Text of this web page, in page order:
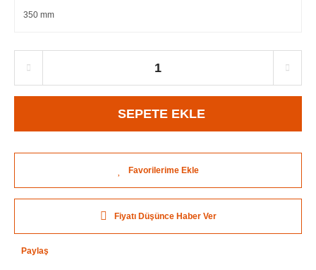
SEPETE EKLE
Fiyatı Düşünce Haber Ver
Paylaş